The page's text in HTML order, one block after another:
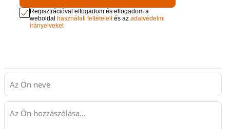
Regisztrációval elfogadom és elfogadom a
weboldal használati feltételeités azadatvédelmi
irányelveket